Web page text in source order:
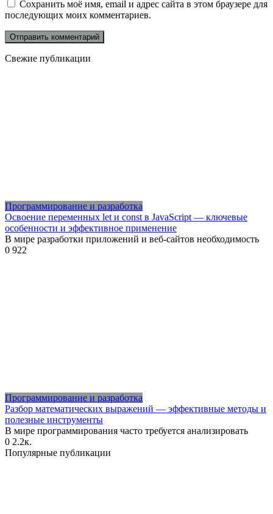
Сохранить моё имя, email и адрес сайта в этом браузере для
последующих моих комментариев.
Свежие публикации
Программирование и разработка
Освоение переменных let и const в JavaScript — ключевые
особенности и эффективное применение
В мире разработки приложений и веб-сайтов необходимость
0 922
Программирование и разработка
Разбор математических выражений — эффективные методы и
полезные инструменты
В мире программирования часто требуется анализировать
0 2.2к.
Популярные публикации